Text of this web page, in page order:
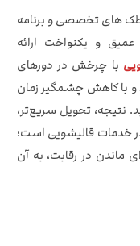
های تخصصی و برنامه‌
و یکنواخت ارائه
با چرخش در دورهای
و با کاهش چشمگیر زمان
نتیجه، تحویل سریع‌تر،
خدمات قالیشویی است؛
ماندن در رقابت، به آن